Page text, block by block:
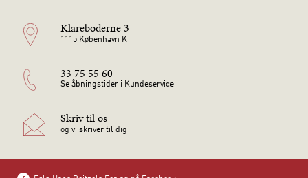
Klareboderne 3
1115 København K
33 75 55 60
Se åbningstider i Kundeservice
Skriv til os
og vi skriver til dig